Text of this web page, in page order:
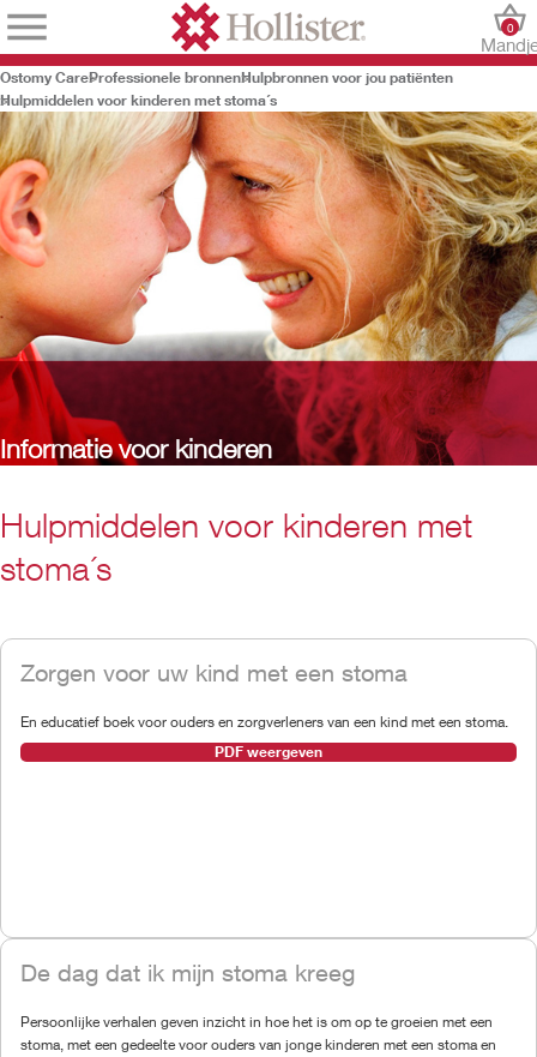
0
Ostomy CareProfessionele bronnenHulpbronnen voor jou patiënten
Hulpmiddelen voor kinderen met stoma´s
Informatie voor kinderen
Hulpmiddelen voor kinderen met
stoma´s
Zorgen voor uw kind met een stoma
En educatief boek voor ouders en zorgverleners van een kind met een stoma.
PDF weergeven
De dag dat ik mijn stoma kreeg
Persoonlijke verhalen geven inzicht in hoe het is om op te groeien met een
stoma, met een gedeelte voor ouders van jonge kinderen met een stoma en